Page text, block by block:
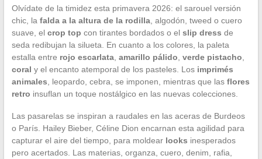
Olvídate de la timidez esta primavera 2026: el sarouel versión
chic, la falda a la altura de la rodilla, algodón, tweed o cuero
suave, el crop top con tirantes bordados o el slip dress de
seda redibujan la silueta. En cuanto a los colores, la paleta
estalla entre rojo escarlata, amarillo pálido verde pistacho
coral y el encanto atemporal de los pasteles. Los imprimés
animales , leopardo, cebra, se imponen, mientras que las flores
retro insuflan un toque nostálgico en las nuevas colecciones.
Las pasarelas se inspiran a raudales en las aceras de Burdeos
o París. Hailey Bieber, Céline Dion encarnan esta agilidad para
capturar el aire del tiempo, para moldear looks inesperados
pero acertados. Las materias, organza, cuero, denim, rafia,